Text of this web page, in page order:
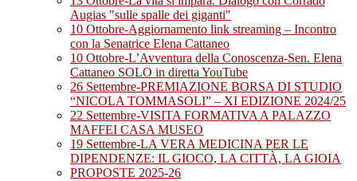
Augias "sulle spalle dei giganti"
10 Ottobre-Aggiornamento link streaming – Incontro
con la Senatrice Elena Cattaneo
10 Ottobre-L’Avventura della Conoscenza-Sen. Elena
Cattaneo SOLO in diretta YouTube
26 Settembre-PREMIAZIONE BORSA DI STUDIO
“NICOLA TOMMASOLI” – XI EDIZIONE 2024/25
22 Settembre-VISITA FORMATIVA A PALAZZO
MAFFEI CASA MUSEO
19 Settembre-LA VERA MEDICINA PER LE
DIPENDENZE: IL GIOCO, LA CITTÀ, LA GIOIA
PROPOSTE 2025-26